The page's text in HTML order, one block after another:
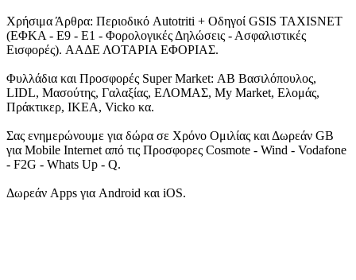
Χρήσιμα Άρθρα: Περιοδικό Autotriti + Οδηγοί GSIS TAXISNET
(ΕΦΚΑ - Ε9 - Ε1 - Φορολογικές Δηλώσεις - Ασφαλιστικές
Εισφορές). ΑΑΔΕ ΛΟΤΑΡΙΑ ΕΦΟΡΙΑΣ.
Φυλλάδια και Προσφορές Super Market: ΑΒ Βασιλόπουλος,
LIDL, Μασούτης, Γαλαξίας, ΕΛΟΜΑΣ, My Market, Ελομάς,
Πράκτικερ, ΙΚΕΑ, Vicko κα.
Σας ενημερώνουμε για δώρα σε Χρόνο Ομιλίας και Δωρεάν GB
για Mobile Internet από τις Προσφορες Cosmote - Wind - Vodafone
- F2G - Whats Up - Q.
Δωρεάν Apps για Android και iOS.